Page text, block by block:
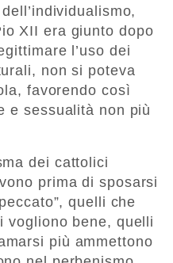
XII era giunto dopo
l’uso dei
non si poteva
favorendo così
e sessualità non più
dei cattolici
prima di sposarsi
quelli che
vogliono bene, quelli
più ammettono